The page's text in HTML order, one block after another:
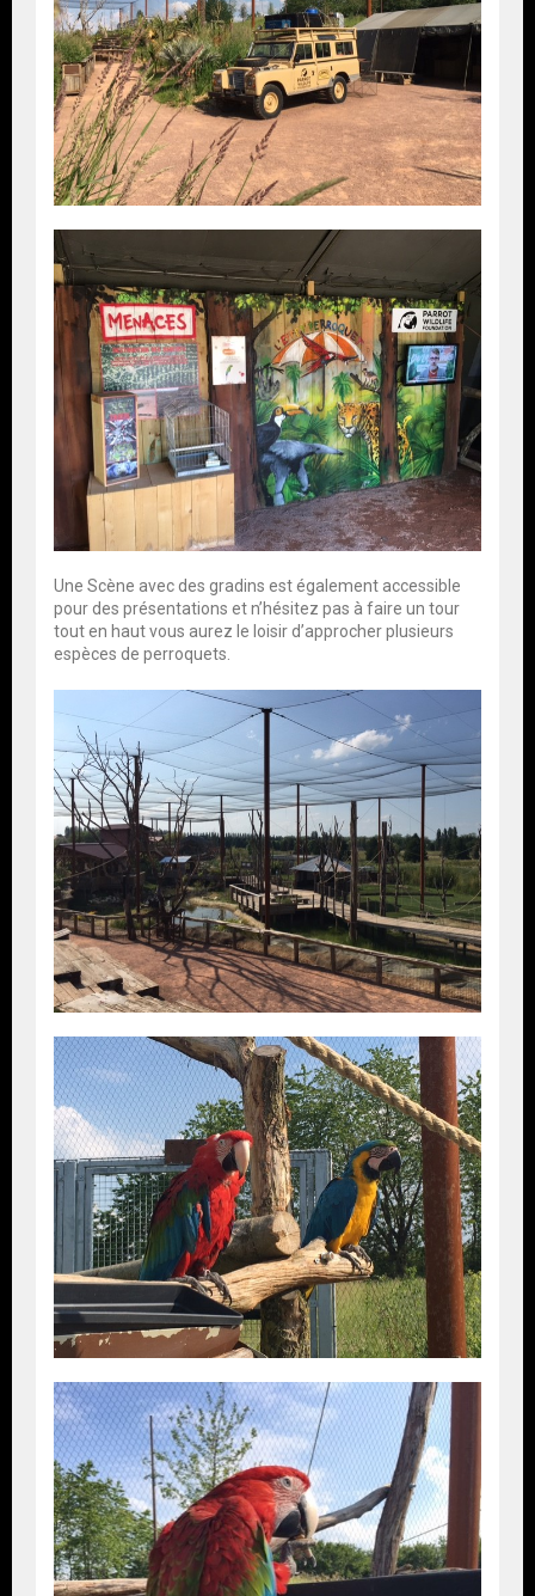
Une Scène avec des gradins est également accessible
pour des présentations et n’hésitez pas à faire un tour
tout en haut vous aurez le loisir d’approcher plusieurs
espèces de perroquets.